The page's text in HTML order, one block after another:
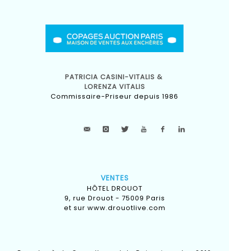
PATRICIA CASINI-VITALIS &
LORENZA VITALIS
Commissaire-Priseur depuis 1986
VENTES
HÔTEL DROUOT
9, rue Drouot - 75009 Paris
et sur www.drouotlive.com